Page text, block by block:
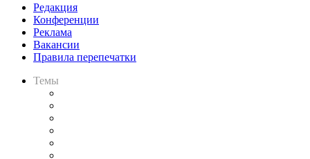
Редакция
Конференции
Реклама
Вакансии
Правила перепечатки
Темы